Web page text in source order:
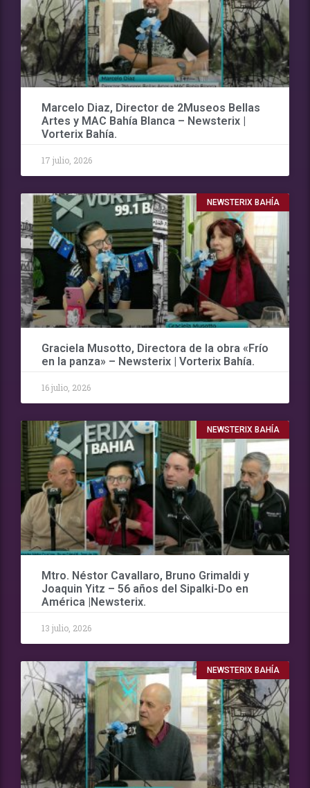
Marcelo Diaz, Director de 2Museos Bellas
Artes y MAC Bahía Blanca – Newsterix |
Vorterix Bahía.
17 julio, 2026
NEWSTERIX BAHÍA
Graciela Musotto, Directora de la obra «Frío
en la panza» – Newsterix | Vorterix Bahía.
16 julio, 2026
NEWSTERIX BAHÍA
Mtro. Néstor Cavallaro, Bruno Grimaldi y
Joaquin Yitz – 56 años del Sipalki-Do en
América |Newsterix.
13 julio, 2026
NEWSTERIX BAHÍA